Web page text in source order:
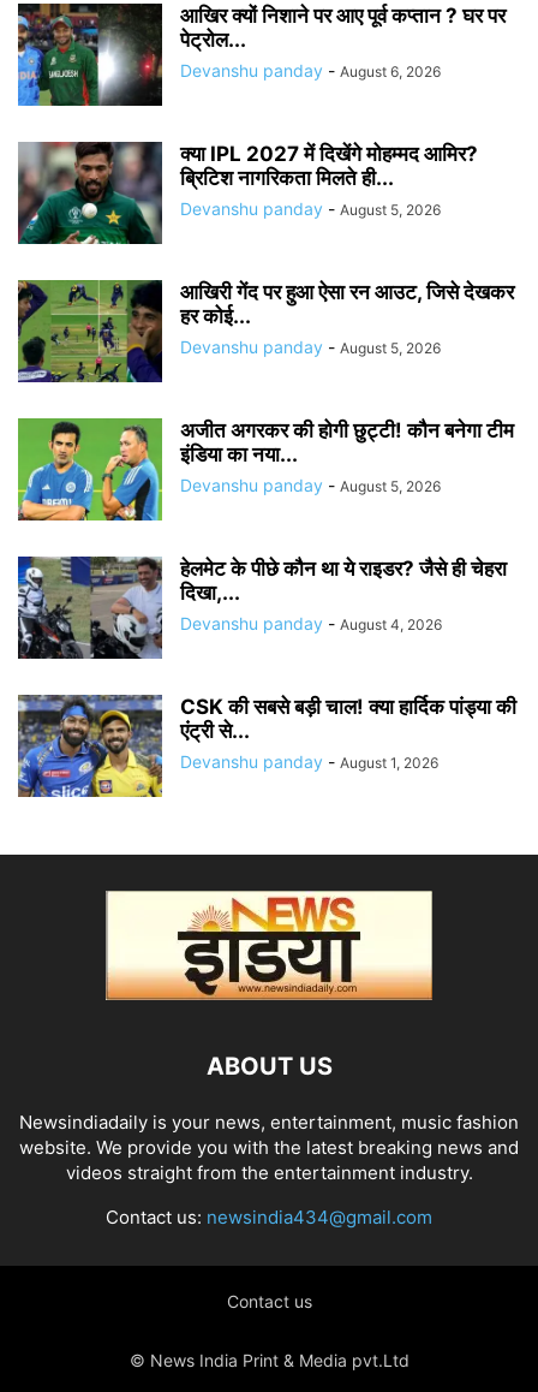
आखिर क्यों निशाने पर आए पूर्व कप्तान ? घर पर
पेट्रोल...
Devanshu panday - August 6, 2026
क्या IPL 2027 में दिखेंगे मोहम्मद आमिर?
ब्रिटिश नागरिकता मिलते ही...
Devanshu panday - August 5, 2026
आखिरी गेंद पर हुआ ऐसा रन आउट, जिसे देखकर
हर कोई...
Devanshu panday - August 5, 2026
अजीत अगरकर की होगी छुट्टी! कौन बनेगा टीम
इंडिया का नया...
Devanshu panday - August 5, 2026
हेलमेट के पीछे कौन था ये राइडर? जैसे ही चेहरा
दिखा,...
Devanshu panday - August 4, 2026
CSK की सबसे बड़ी चाल! क्या हार्दिक पांड्या की
एंट्री से...
Devanshu panday - August 1, 2026
ABOUT US
Newsindiadaily is your news, entertainment, music fashion
website. We provide you with the latest breaking news and
videos straight from the entertainment industry.
Contact us: newsindia434@gmail.com
Contact us
© News India Print & Media pvt.Ltd